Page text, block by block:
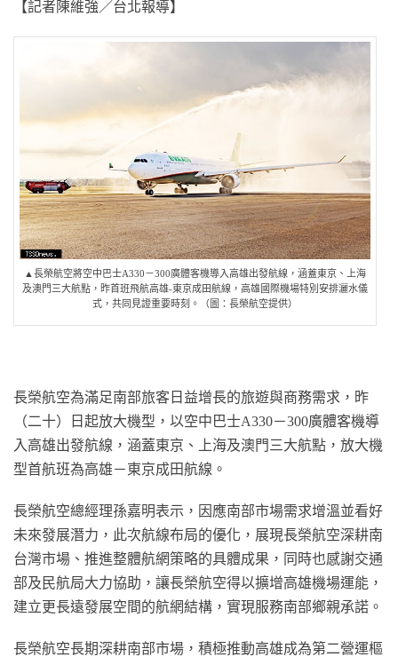
【記者陳維強／台北報導】
▲長榮航空將空中巴士A330－300廣體客機導入高雄出發航線，涵蓋東京、上海
及澳門三大航點，昨首班飛航高雄-東京成田航線，高雄國際機場特別安排灑水儀
式，共同見證重要時刻。（圖：長榮航空提供）
長榮航空為滿足南部旅客日益增長的旅遊與商務需求，昨
（二十）日起放大機型，以空中巴士A330－300廣體客機導
入高雄出發航線，涵蓋東京、上海及澳門三大航點，放大機
型首航班為高雄－東京成田航線。
長榮航空總經理孫嘉明表示，因應南部市場需求增溫並看好
未來發展潛力，此次航線布局的優化，展現長榮航空深耕南
台灣市場、推進整體航網策略的具體成果，同時也感謝交通
部及民航局大力協助，讓長榮航空得以擴增高雄機場運能，
建立更長遠發展空間的航網結構，實現服務南部鄉親承諾。
長榮航空長期深耕南部市場，積極推動高雄成為第二營運樞